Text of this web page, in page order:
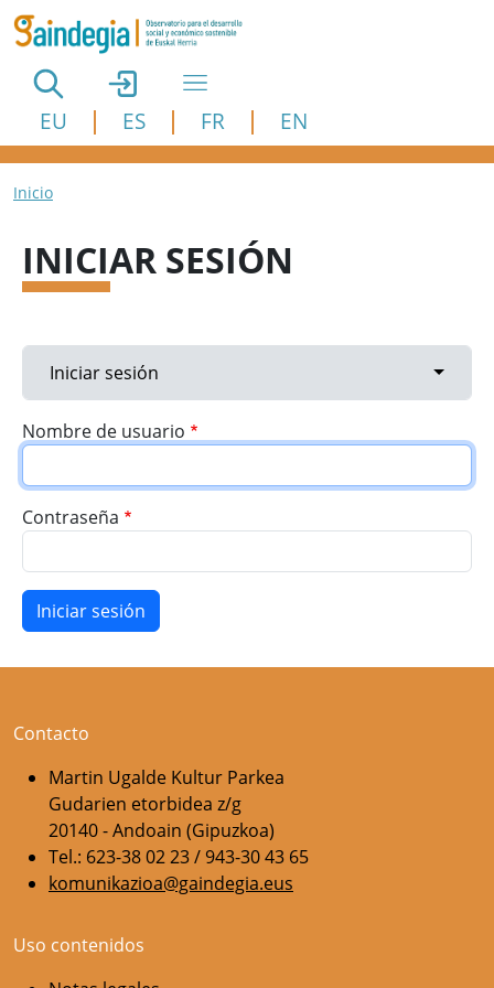
Pasar al contenido principal
EU ES FR EN
Ruta de navegación
Inicio
INICIAR SESIÓN
Solapas principales
Iniciar sesión Toggle
Nombre de usuario
Contraseña
Contacto
Martin Ugalde Kultur Parkea
Gudarien etorbidea z/g
20140 - Andoain (Gipuzkoa)
Tel.: 623-38 02 23 / 943-30 43 65
komunikazioa@gaindegia.eus
Uso contenidos